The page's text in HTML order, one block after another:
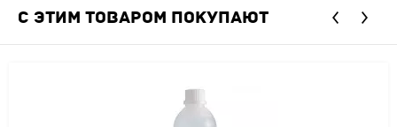
С ЭТИМ ТОВАРОМ ПОКУПАЮТ